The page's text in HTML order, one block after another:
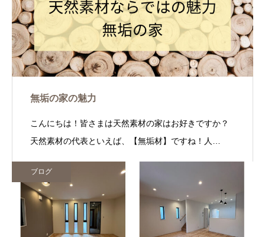
無垢の家の魅力
こんにちは！皆さまは天然素材の家はお好きですか？
天然素材の代表といえば、【無垢材】ですね！人…
ブログ